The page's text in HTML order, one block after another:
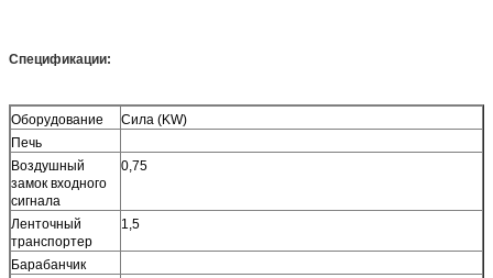
Спецификации:
Оборудование
Сила (KW)
Печь
Воздушный
замок входного
сигнала
0,75
Ленточный
транспортер
1,5
Барабанчик